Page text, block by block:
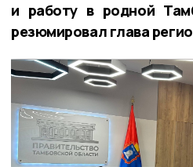
и работу в родной
резюмировал глава